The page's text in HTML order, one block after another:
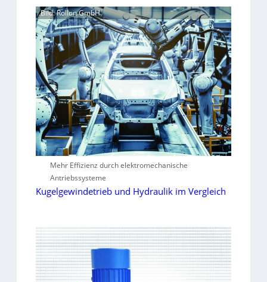
Bild: Rollon GmbH
Mehr Effizienz durch elektromechanische
Antriebssysteme
Kugelgewindetrieb und Hydraulik im Vergleich